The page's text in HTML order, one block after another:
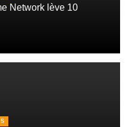
Network lève 10